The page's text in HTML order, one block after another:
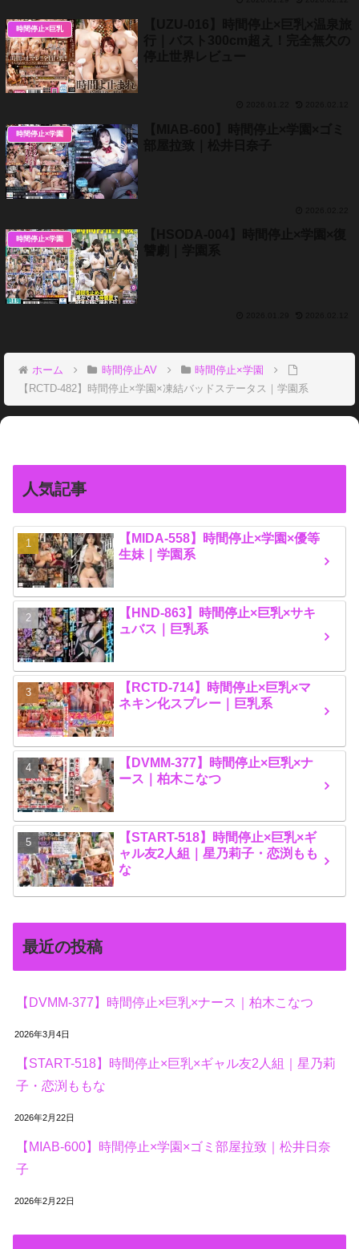
時間停止×巨乳
時間停止×学園
時間停止×学園
ホーム 時間停止AV
時間停止×学園
【RCTD-482】時間停止×学園×凍結バッドステータス｜学園系
人気記事
【MIDA-558】時間停止×学園×優等
生妹｜学園系
【HND-863】時間停止×巨乳×サキ
ュバス｜巨乳系
【RCTD-714】時間停止×巨乳×マ
ネキン化スプレー｜巨乳系
【DVMM-377】時間停止×巨乳×ナ
ース｜柏木こなつ
【START-518】時間停止×巨乳×ギ
ャル友2人組｜星乃莉子・恋渕もも
な
最近の投稿
【DVMM-377】時間停止×巨乳×ナース｜柏木こなつ
2026年3月4日
【START-518】時間停止×巨乳×ギャル友2人組｜星乃莉
子・恋渕ももな
2026年2月22日
【MIAB-600】時間停止×学園×ゴミ部屋拉致｜松井日奈
子
2026年2月22日